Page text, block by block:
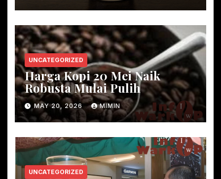
UNCATEGORIZED
Harga Kopi 20 Mei Naik
Robusta Mulai Pulih
MAY 20, 2026 MIMIN
UNCATEGORIZED